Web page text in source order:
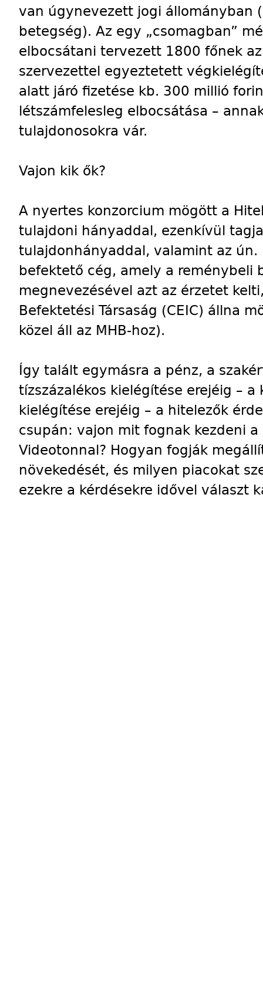
van úgynevezett jogi állományban
betegség). Az egy „csomagban”
elbocsátani tervezett 1800 főnek
szervezettel egyeztetett
alatt járó fizetése kb. 300 millió
létszámfelesleg elbocsátása –
tulajdonosokra vár.
Vajon kik ők?
A nyertes konzorcium mögött a
tulajdoni hányaddal, ezenkívül
tulajdonhányaddal, valamint az ún.
befektető cég, amely a reménybeli
megnevezésével azt az érzetet
Befektetési Társaság (CEIC) állna
közel áll az MHB-hoz).
Így talált egymásra a pénz, a
tízszázalékos kielégítése erejéig –
kielégítése erejéig – a hitelezők
csupán: vajon mit fognak kezdeni
Videotonnal? Hogyan fogják
növekedését, és milyen piacokat
ezekre a kérdésekre idővel választ